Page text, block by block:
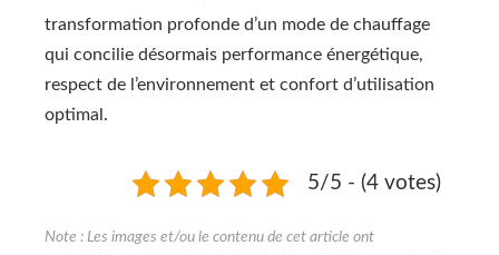
transformation profonde d’un mode de chauffage
qui concilie désormais performance énergétique,
respect de l’environnement et confort d’utilisation
optimal.
5/5 - (4 votes)